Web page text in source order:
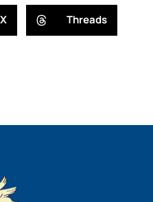
X Threads